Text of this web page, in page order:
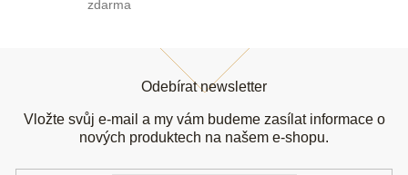
zdarma
Odebírat newsletter
Vložte svůj e-mail a my vám budeme zasílat informace o
nových produktech na našem e-shopu.